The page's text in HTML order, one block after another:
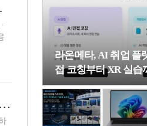
쇼크]
KB금융, 비상대응체계 가동…소상공인 금융지원 나서 [美 관세 쇼크]
라온메타, AI 취업 플
접 코칭부터 XR 실습